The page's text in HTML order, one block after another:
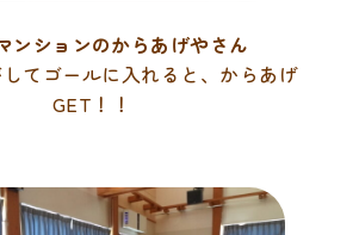
ンションのからあげやさん
てゴールに入れると、からあげ
GET！！